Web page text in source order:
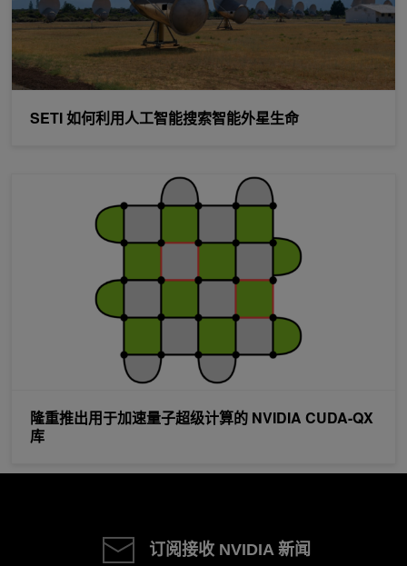
SETI 如何利用人工智能搜索智能外星生命
隆重推出用于加速量子超级计算的 NVIDIA CUDA-QX
库
隆重推出用于加速量子超级计算的 NVIDIA CUDA-QX 库
订阅接收 NVIDIA 新闻